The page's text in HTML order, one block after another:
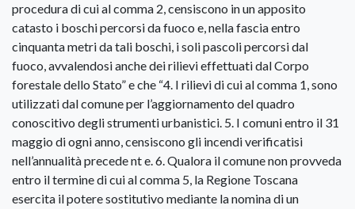
procedura di cui al comma 2, censiscono in un apposito
catasto i boschi percorsi da fuoco e, nella fascia entro
cinquanta metri da tali boschi, i soli pascoli percorsi dal
fuoco, avvalendosi anche dei rilievi effettuati dal Corpo
forestale dello Stato” e che “4. I rilievi di cui al comma 1, sono
utilizzati dal comune per l’aggiornamento del quadro
conoscitivo degli strumenti urbanistici. 5. I comuni entro il 31
maggio di ogni anno, censiscono gli incendi verificatisi
nell’annualità precede nt e. 6. Qualora il comune non provveda
entro il termine di cui al comma 5, la Regione Toscana
esercita il potere sostitutivo mediante la nomina di un